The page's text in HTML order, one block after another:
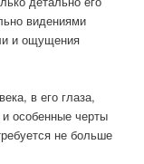
видениями
и ощущения
в его глаза,
особенные черты
не больше